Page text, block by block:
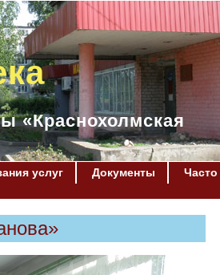
«Краснохолмская
услуг Документы